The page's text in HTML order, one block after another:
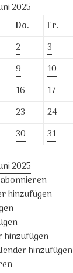
2025
Do. Fr.
2 3
9 10
16 17
23 24
30 31
2025
hinzufügen
hinzufügen
hinzufügen